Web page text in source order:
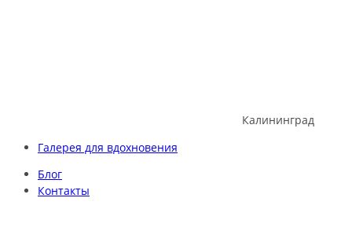
Калининград
Галерея для вдохновения
Блог
Контакты